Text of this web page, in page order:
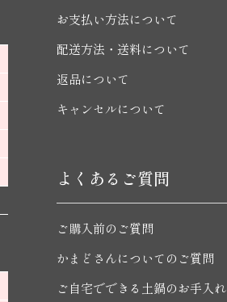
お支払い方法について
配送方法・送料について
返品について
キャンセルについて
よくあるご質問
ご購入前のご質問
かまどさんについてのご質問
ご自宅でできる土鍋のお手入れ